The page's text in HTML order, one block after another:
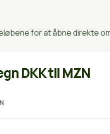
for at åbne direkte
DKK til MZN